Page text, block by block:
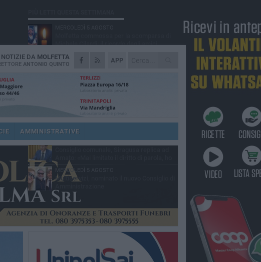
APP
NOTIZIE DA MOLFETTA
ANTONIO QUINTO
AMMINISTRATIVE
Michele Cilardi: il ricordo degli amici
GIOVEDÌ 6 AGOSTO
Marittimo molfettese muore a bordo di un
SABATO 1 AGOSTO
accompagnatori per gli scuolabus:
pubblicato il bando
Molfetta piange Marta Maria Pisani, ultima
maestra della sartoria molfettese
SABATO 1 AGOSTO
fatto rispettare il regolamento»
MERCOLEDÌ 5 AGOSTO
Multiservizi, nominato il nuovo Consiglio di